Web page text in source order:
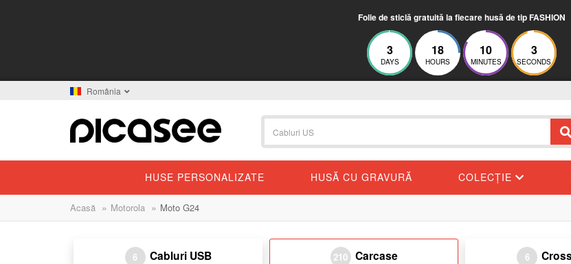
Folie de sticlă gratuită la fiecare husă de tip FASHION
3
DAYS
18
HOURS
10
MINUTES
2
SECONDS
România
HUSE PERSONALIZATE HUSĂ CU GRAVURĂ COLECȚIE
Acasă » Motorola » Moto G24
6 Cabluri USB 210 Carcase 6